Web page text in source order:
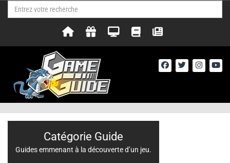
Catégorie Guide
Guides emmenant à la découverte d’un jeu.